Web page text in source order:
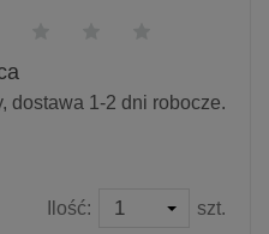
dostawa 1-2 dni robocze.
Ilość: szt.